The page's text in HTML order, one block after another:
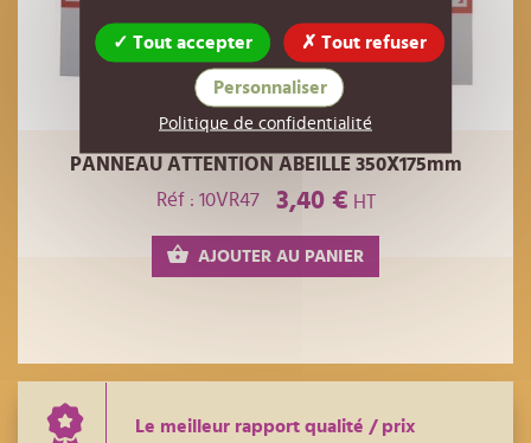
PANNEAU ATTENTION ABEILLE 350X175mm
Réf : 10VR47
3,40 € HT
AJOUTER AU PANIER
Le meilleur rapport qualité / prix
Tout accepter Tout refuser
Personnaliser
Politique de confidentialité